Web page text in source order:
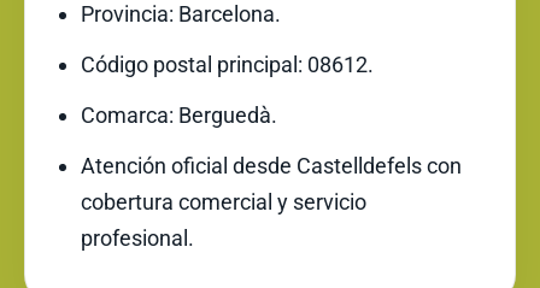
Provincia: Barcelona.
Código postal principal: 08612.
Comarca: Berguedà.
Atención oficial desde Castelldefels con
cobertura comercial y servicio
profesional.